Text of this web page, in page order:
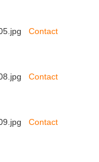
Contact
Contact
Contact